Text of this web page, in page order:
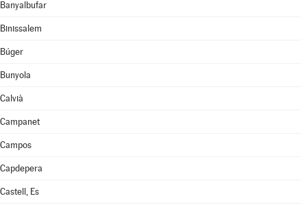
Banyalbufar
Binissalem
Búger
Bunyola
Calvià
Campanet
Campos
Capdepera
Castell, Es